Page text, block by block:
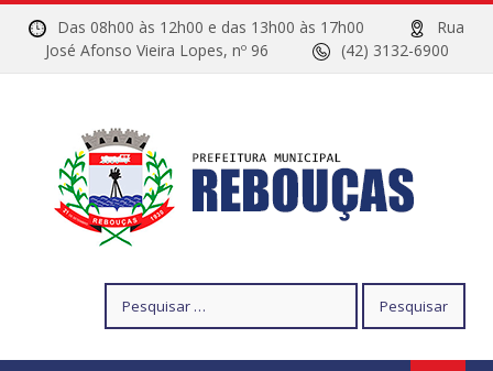
Das 08h00 às 12h00 e das 13h00 às 17h00
Rua
José Afonso Vieira Lopes, nº 96
(42) 3132-6900
por: